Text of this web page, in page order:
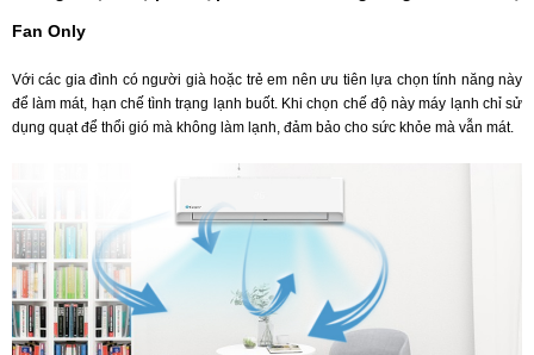
Fan Only
Với các gia đình có người già hoặc trẻ em nên ưu tiên lựa chọn tính năng này
để làm mát, hạn chế tình trạng lạnh buốt. Khi chọn chế độ này máy lạnh chỉ sử
dụng quạt để thổi gió mà không làm lạnh, đảm bảo cho sức khỏe mà vẫn mát.